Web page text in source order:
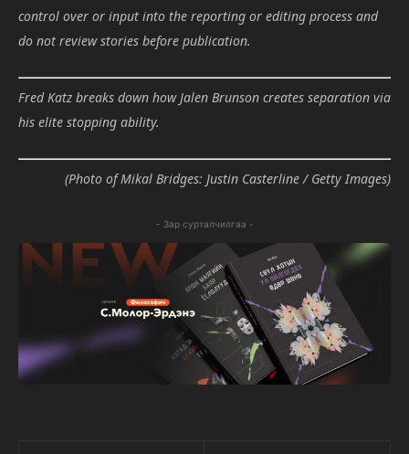
control over or input into the reporting or editing process and
do not review stories before publication.
Fred Katz breaks down how Jalen Brunson creates separation via
his elite stopping ability.
(Photo of Mikal Bridges: Justin Casterline / Getty Images)
- Зар сурталчилгаа -